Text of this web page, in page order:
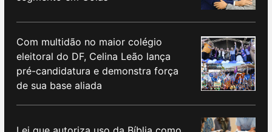
Com multidão no maior colégio
eleitoral do DF, Celina Leão lança
pré-candidatura e demonstra força
de sua base aliada